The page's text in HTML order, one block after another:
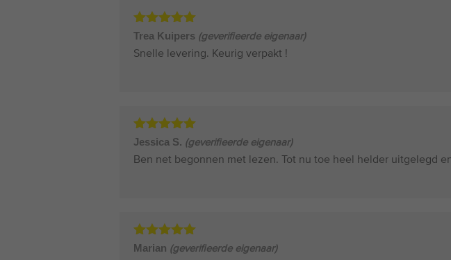
van
Gewaardeerd
Trea Kuipers (geverifieerde eigenaar)
Snelle levering. Keurig verpakt !
Gewaardeerd
Jessica S. (geverifieerde eigenaar)
Ben net begonnen met lezen. Tot nu toe heel helder uitgelegd
Gewaardeerd
Marian (geverifieerde eigenaar)